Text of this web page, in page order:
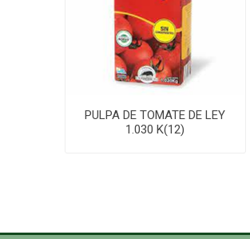
PULPA DE TOMATE DE LEY
1.030 K(12)